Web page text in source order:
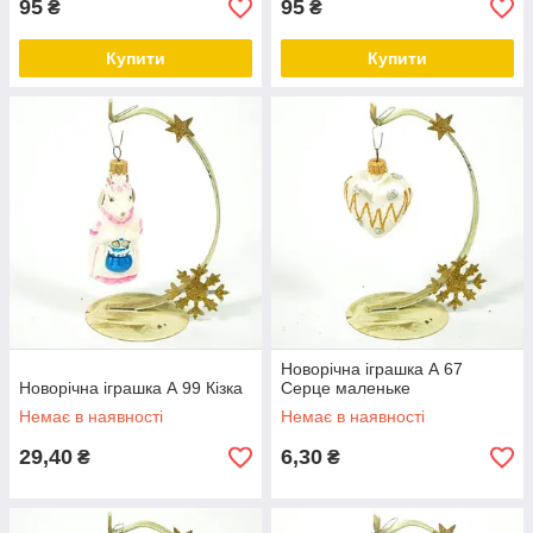
95 ₴
Купити
95 ₴
Купити
Новорічна іграшка А 99 Кізка
Немає в наявності
29,40 ₴
Новорічна іграшка А 67
Серце маленьке
Немає в наявності
6,30 ₴